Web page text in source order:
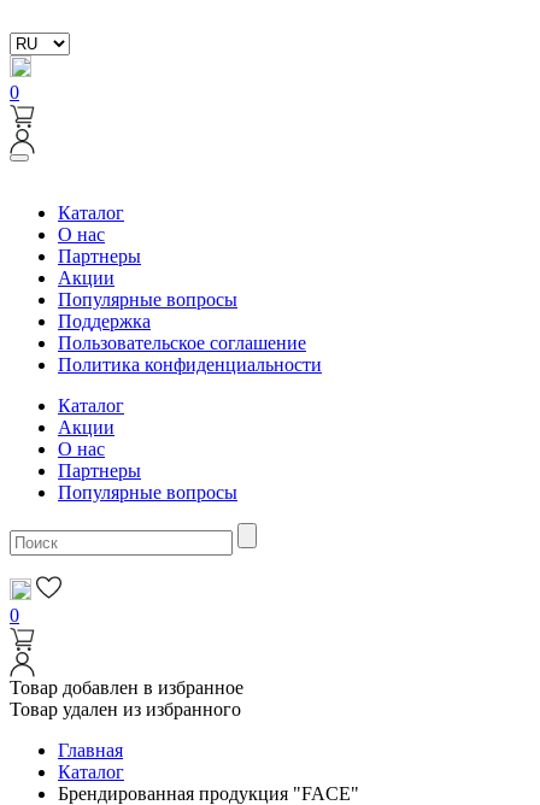
0
Каталог
О нас
Партнеры
Акции
Популярные вопросы
Поддержка
Пользовательское соглашение
Политика конфиденциальности
Каталог
Акции
О нас
Партнеры
Популярные вопросы
0
Товар добавлен в избранное
Товар удален из избранного
Главная
Каталог
Брендированная продукция "FACE"